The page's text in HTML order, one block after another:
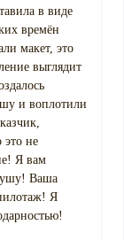
в виде
времён
макет, это
выглядит
и воплотили
это не
Я вам
Ваша
Я